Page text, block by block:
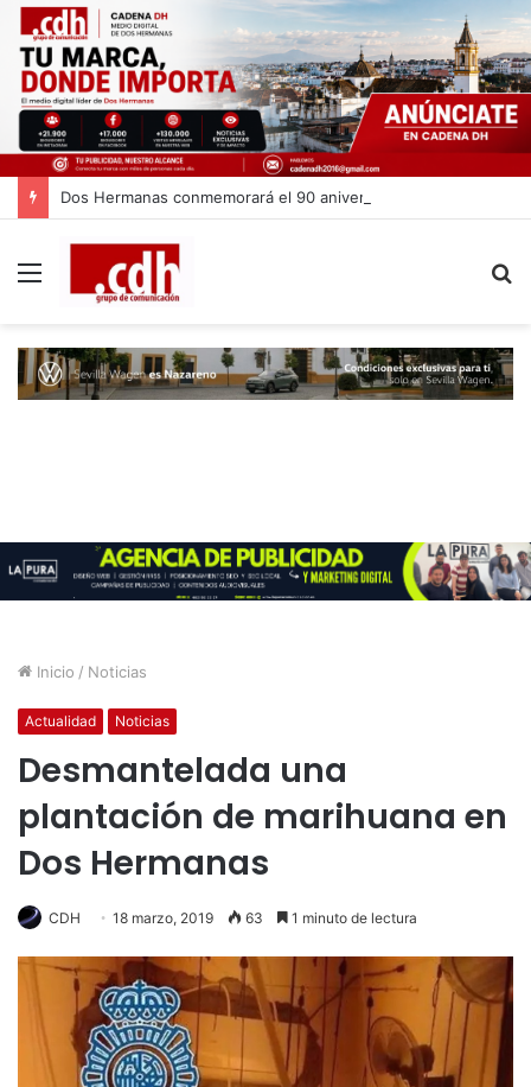
Menú
Inicio / Noticias
Actualidad Noticias
Desmantelada una
plantación de marihuana en
Dos Hermanas
CDH 18 marzo, 2019 63 1 minuto de lectura